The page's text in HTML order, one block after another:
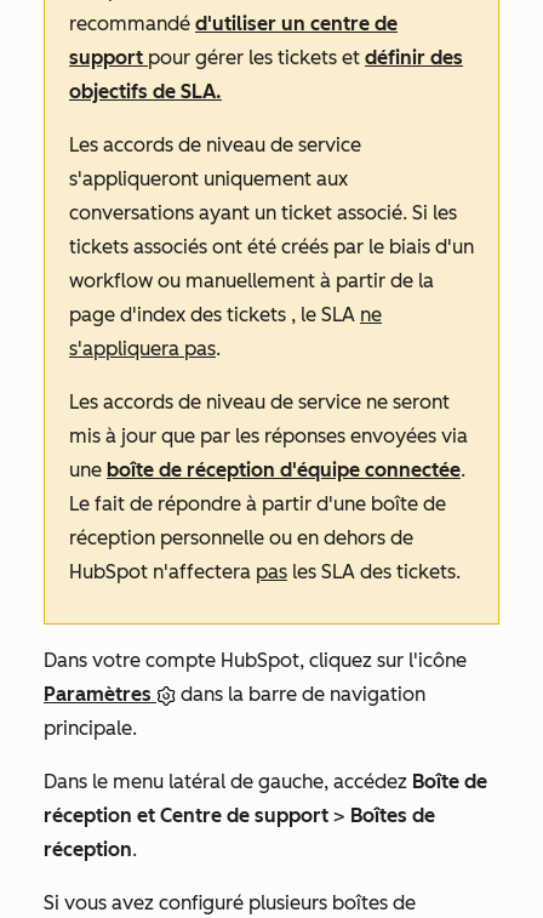
recommandé d'utiliser un centre de
support pour gérer les tickets et définir des
objectifs de SLA.
Les accords de niveau de service
s'appliqueront uniquement aux
conversations ayant un ticket associé. Si les
tickets associés ont été créés par le biais d'un
workflow ou manuellement à partir de la
page d'index des tickets , le SLA ne
s'appliquera pas.
Les accords de niveau de service ne seront
mis à jour que par les réponses envoyées via
une boîte de réception d'équipe connectée.
Le fait de répondre à partir d'une boîte de
réception personnelle ou en dehors de
HubSpot n'affectera pas les SLA des tickets.
Dans votre compte HubSpot, cliquez sur l'icône
Paramètres
dans la barre de navigation
principale.
Dans le menu latéral de gauche, accédez Boîte de
réception et Centre de support > Boîtes de
réception.
Si vous avez configuré plusieurs boîtes de